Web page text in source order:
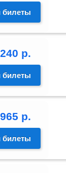
билеты
р.
билеты
р.
билеты